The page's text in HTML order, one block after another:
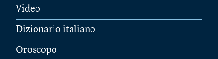
Video
Dizionario italiano
Oroscopo